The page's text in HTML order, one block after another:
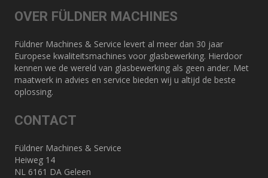
OVER FÜLDNER MACHINES
Füldner Machines & Service levert al meer dan 30 jaar
Europese kwaliteitsmachines voor glasbewerking. Hierdoor
kennen we de wereld van glasbewerking als geen ander. Met
maatwerk in advies en service bieden wij u altijd de beste
oplossing.
CONTACT
Füldner Machines & Service
Heiweg 14
NL 6161 DA Geleen